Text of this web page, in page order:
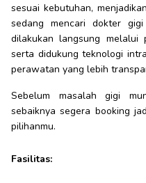
sesuai kebutuhan,
sedang mencari dokter
dilakukan langsung
serta didukung teknologi
perawatan yang lebih
Sebelum masalah gigi
sebaiknya segera booking
pilihanmu.
Fasilitas: